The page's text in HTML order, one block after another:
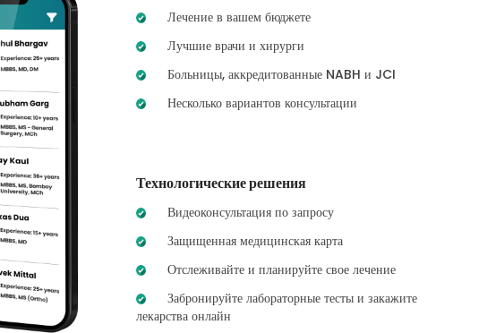
Лечение в вашем бюджете
Лучшие врачи и хирурги
Больницы, аккредитованные NABH и JCI
Несколько вариантов консультации
Технологические решения
Видеоконсультация по запросу
Защищенная медицинская карта
Отслеживайте и планируйте свое лечение
Забронируйте лабораторные тесты и закажите
лекарства онлайн